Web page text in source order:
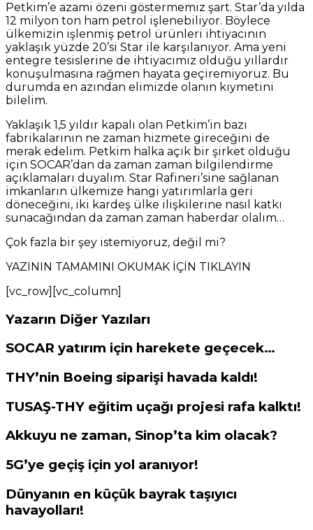
Petkim’e azami özeni göstermemiz şart. Star’da yılda
12 milyon ton ham petrol işlenebiliyor. Böylece
ülkemizin işlenmiş petrol ürünleri ihtiyacının
yaklaşık yüzde 20’si Star ile karşılanıyor. Ama yeni
entegre tesislerine de ihtiyacımız olduğu yıllardır
konuşulmasına rağmen hayata geçiremiyoruz. Bu
durumda en azından elimizde olanın kıymetini
bilelim.
Yaklaşık 1,5 yıldır kapalı olan Petkim’in bazı
fabrikalarının ne zaman hizmete gireceğini de
merak edelim. Petkim halka açık bir şirket olduğu
için SOCAR’dan da zaman zaman bilgilendirme
açıklamaları duyalım. Star Rafineri’sine sağlanan
imkanların ülkemize hangi yatırımlarla geri
döneceğini, iki kardeş ülke ilişkilerine nasıl katkı
sunacağından da zaman zaman haberdar olalım…
Çok fazla bir şey istemiyoruz, değil mi?
YAZININ TAMAMINI OKUMAK İÇİN TIKLAYIN
[vc_row][vc_column]
Yazarın Diğer Yazıları
SOCAR yatırım için harekete geçecek…
THY’nin Boeing siparişi havada kaldı!
TUSAŞ-THY eğitim uçağı projesi rafa kalktı!
Akkuyu ne zaman, Sinop’ta kim olacak?
5G’ye geçiş için yol aranıyor!
Dünyanın en küçük bayrak taşıyıcı
havayolları!